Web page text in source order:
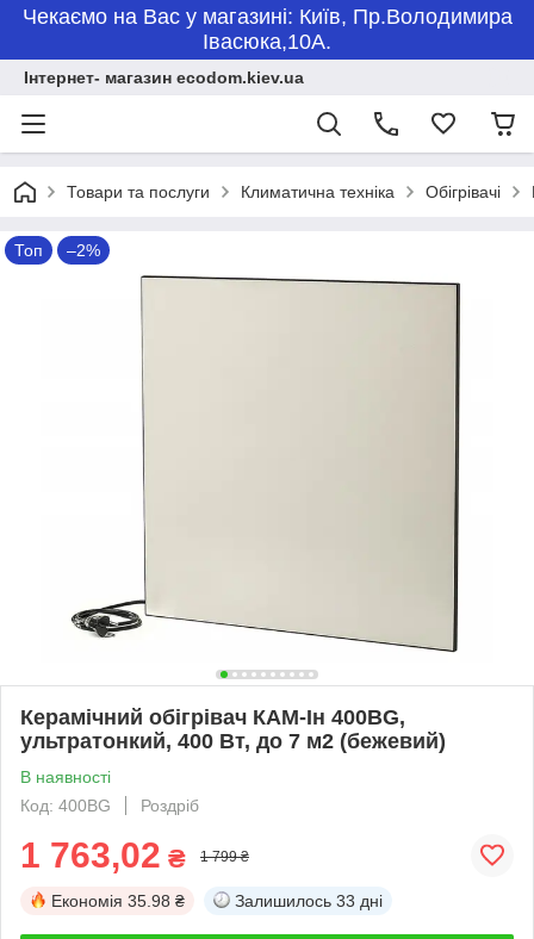
Чекаємо на Вас у магазині: Київ, Пр.Володимира
Івасюка,10А.
Інтернет- магазин ecodom.kiev.ua
Товари та послуги Климатична техніка Обігрівачі
Топ –2%
Керамічний обігрівач КАМ-Ін 400ВG,
ультратонкий, 400 Вт, до 7 м2 (бежевий)
В наявності
Код: 400ВG
Роздріб
1 763,02 ₴ 1 799 ₴
Економія 35.98 ₴ Залишилось 33 дні